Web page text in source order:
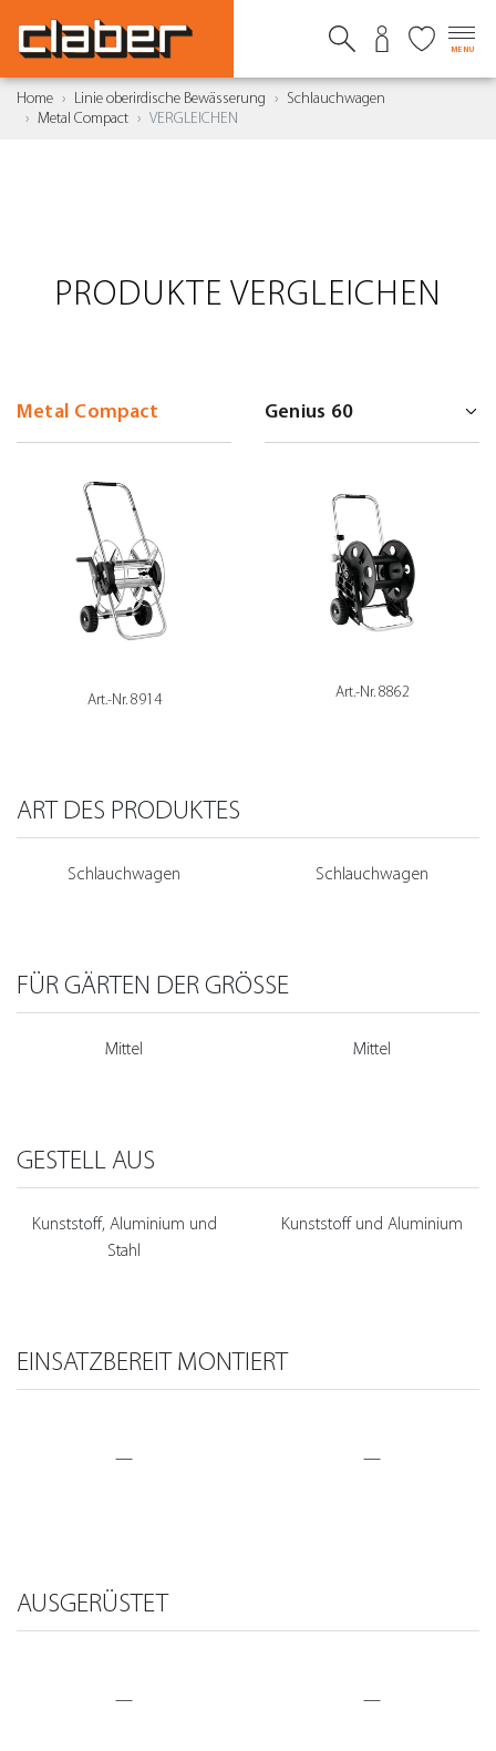
MENU
Home Linie oberirdische Bewässerung
Schlauchwagen
Metal Compact
VERGLEICHEN
PRODUKTE VERGLEICHEN
Art.-Nr. 8914 Art.-Nr. 8862
ART DES PRODUKTES
Schlauchwagen Schlauchwagen
FÜR GÄRTEN DER GRÖSSE
Mittel Mittel
GESTELL AUS
Kunststoff, Aluminium und
Stahl
Kunststoff und Aluminium
EINSATZBEREIT MONTIERT
— —
AUSGERÜSTET
— —